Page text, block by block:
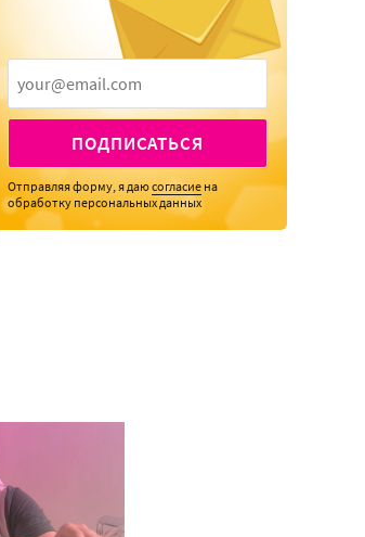
ПОДПИСАТЬСЯ
Отправляя форму, я даюсогласие на
обработку персональных данных